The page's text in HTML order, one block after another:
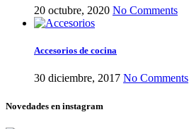
20 octubre, 2020 No Comments
Accesorios de cocina
30 diciembre, 2017 No Comments
Novedades en instagram